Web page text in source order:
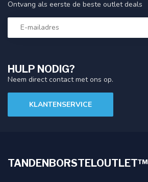
HULP NODIG?
Neem direct contact met ons op.
KLANTENSERVICE
Ontvang als eerste de beste outlet deals
TANDENBORSTELOUTLET™